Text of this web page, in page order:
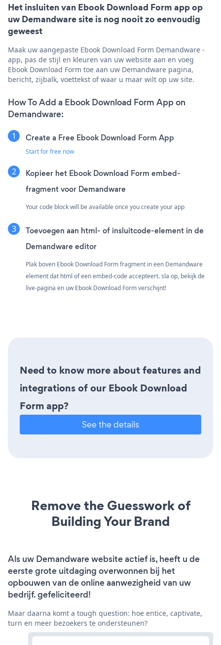
Het insluiten van Ebook Download Form app op
uw Demandware site is nog nooit zo eenvoudig
geweest
Maak uw aangepaste Ebook Download Form Demandware -
app, pas de stijl en kleuren van uw website aan en voeg
Ebook Download Form toe aan uw Demandware pagina,
bericht, zijbalk, voettekst of waar u maar wilt op uw site.
How To Add a Ebook Download Form App on
Demandware:
Create a Free Ebook Download Form App
Start for free now
Kopieer het Ebook Download Form embed-
fragment voor Demandware
Your code block will be available once you create your app
Toevoegen aan html- of insluitcode-element in de
Demandware editor
Plak boven Ebook Download Form fragment in een Demandware
element dat html of een embed-code accepteert. sla op, bekijk de
live-pagina en uw Ebook Download Form verschijnt!
Need to know more about features and
integrations of our Ebook Download
Form app?
See the details
Remove the Guesswork of
Building Your Brand
Als uw Demandware website actief is, heeft u de
eerste grote uitdaging overwonnen bij het
opbouwen van de online aanwezigheid van uw
bedrijf. gefeliciteerd!
Maar daarna komt a tough question: hoe entice, captivate,
turn en meer bezoekers te ondersteunen?